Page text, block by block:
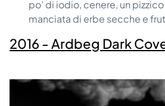
po’ di iodio, cenere, un
manciata di erbe secche e
2016 - Ardbeg Dark